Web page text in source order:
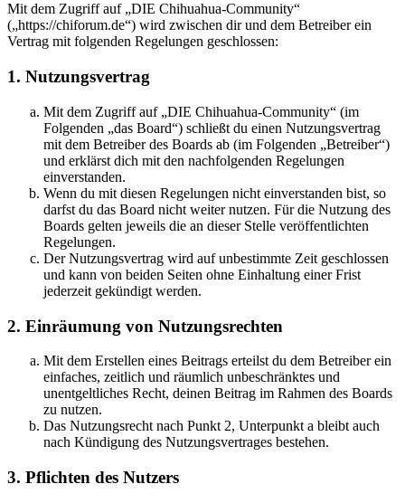
Mit dem Zugriff auf „DIE Chihuahua-Community“
(„https://chiforum.de“) wird zwischen dir und dem Betreiber ein
Vertrag mit folgenden Regelungen geschlossen:
1. Nutzungsvertrag
Mit dem Zugriff auf „DIE Chihuahua-Community“ (im
Folgenden „das Board“) schließt du einen Nutzungsvertrag
mit dem Betreiber des Boards ab (im Folgenden „Betreiber“)
und erklärst dich mit den nachfolgenden Regelungen
einverstanden.
Wenn du mit diesen Regelungen nicht einverstanden bist, so
darfst du das Board nicht weiter nutzen. Für die Nutzung des
Boards gelten jeweils die an dieser Stelle veröffentlichten
Regelungen.
Der Nutzungsvertrag wird auf unbestimmte Zeit geschlossen
und kann von beiden Seiten ohne Einhaltung einer Frist
jederzeit gekündigt werden.
2. Einräumung von Nutzungsrechten
Mit dem Erstellen eines Beitrags erteilst du dem Betreiber ein
einfaches, zeitlich und räumlich unbeschränktes und
unentgeltliches Recht, deinen Beitrag im Rahmen des Boards
zu nutzen.
Das Nutzungsrecht nach Punkt 2, Unterpunkt a bleibt auch
nach Kündigung des Nutzungsvertrages bestehen.
3. Pflichten des Nutzers